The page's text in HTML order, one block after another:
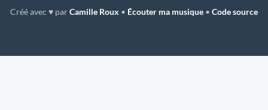
Créé avec ♥ parCamille Roux • Écouter ma musique • Code source